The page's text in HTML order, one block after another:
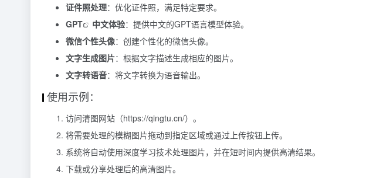
证件照处理：优化证件照，满足特定要求。
GPT
中文体验：提供中文的GPT语言模型体验。
微信个性头像：创建个性化的微信头像。
文字生成图片：根据文字描述生成相应的图片。
文字转语音：将文字转换为语音输出。
使用示例：
访问清图网站（https://qingtu.cn/）。
将需要处理的模糊图片拖动到指定区域或通过上传按钮上传。
系统将自动使用深度学习技术处理图片，并在短时间内提供高清结果。
下载或分享处理后的高清图片。